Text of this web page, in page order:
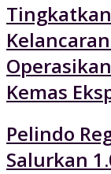
Kemas
Pelindo
Salurkan